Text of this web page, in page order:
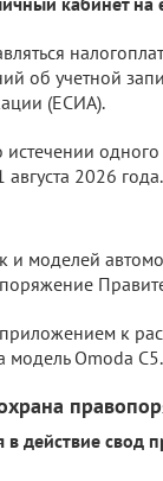
об учетной
(ЕСИА).
истечении
2026 года.
и моделей
к
Omoda C5.
в действие свод